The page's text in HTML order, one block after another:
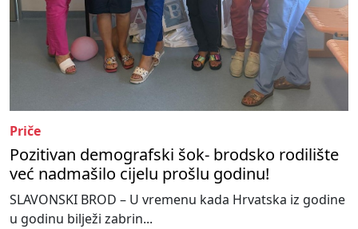
Priče
Pozitivan demografski šok- brodsko rodilište
već nadmašilo cijelu prošlu godinu!
SLAVONSKI BROD – U vremenu kada Hrvatska iz godine
u godinu bilježi zabrin...